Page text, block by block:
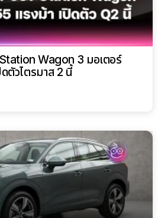
Wagon 3 มอเตอร์
ตัวไตรมาส 2 นี้